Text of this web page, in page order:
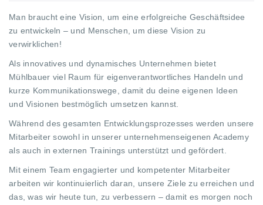
Man braucht eine Vision, um eine erfolgreiche Geschäftsidee
zu entwickeln – und Menschen, um diese Vision zu
verwirklichen!
Als innovatives und dynamisches Unternehmen bietet
Mühlbauer viel Raum für eigenverantwortliches Handeln und
kurze Kommunikationswege, damit du deine eigenen Ideen
und Visionen bestmöglich umsetzen kannst.
Während des gesamten Entwicklungsprozesses werden unsere
Mitarbeiter sowohl in unserer unternehmenseigenen Academy
als auch in externen Trainings unterstützt und gefördert.
Mit einem Team engagierter und kompetenter Mitarbeiter
arbeiten wir kontinuierlich daran, unsere Ziele zu erreichen und
das, was wir heute tun, zu verbessern – damit es morgen noch